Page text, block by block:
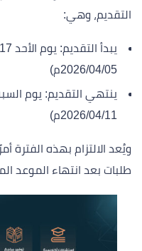
التقديم، وهي:
2026/04/05م)
2026/04/11م)
ويُعد الالتزام بهذه الفترة
طلبات بعد انتهاء الموعد